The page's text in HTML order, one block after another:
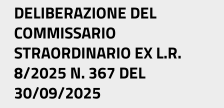
DELIBERAZIONE DEL
COMMISSARIO
STRAORDINARIO EX L.R.
8/2025 N. 367 DEL
30/09/2025